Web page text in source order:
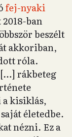
fej-nyaki
ban
beszélt
akkoriban,
róla.
rákbeteg
kisiklás,
életedbe.
nézni. Ez a